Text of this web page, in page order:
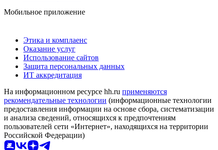
Мобильное приложение
Этика и комплаенс
Оказание услуг
Использование сайтов
Защита персональных данных
ИТ аккредитация
На информационном ресурсе hh.ru применяются
рекомендательные технологии (информационные технологии
предоставления информации на основе сбора, систематизации
и анализа сведений, относящихся к предпочтениям
пользователей сети «Интернет», находящихся на территории
Российской Федерации)